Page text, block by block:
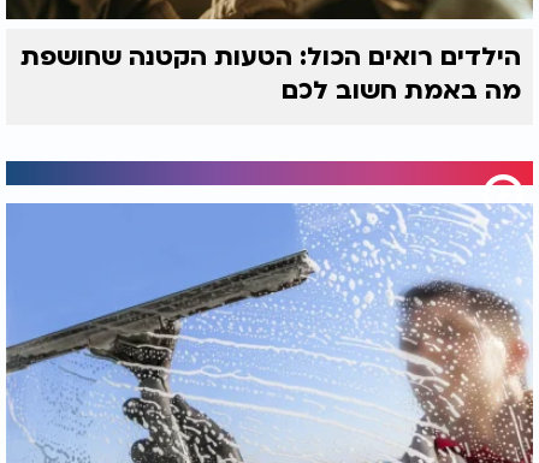
הילדים רואים הכול: הטעות הקטנה שחושפת
מה באמת חשוב לכם